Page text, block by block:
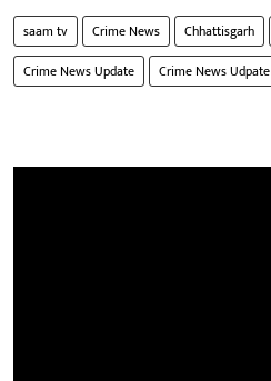
saam tv Crime News Chhattisgarh
Crime News Update
Crime News Udpate